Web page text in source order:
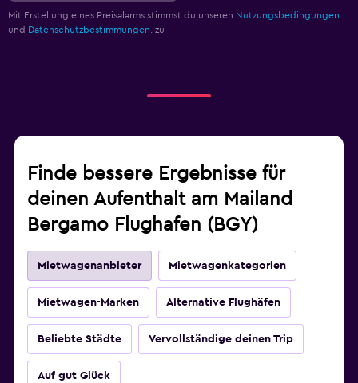
Mit Erstellung eines Preisalarms stimmst du unseren Nutzungsbedingungen
und Datenschutzbestimmungen. zu
Finde bessere Ergebnisse für
deinen Aufenthalt am Mailand
Bergamo Flughafen (BGY)
Mietwagenanbieter Mietwagenkategorien
Mietwagen-Marken Alternative Flughäfen
Beliebte Städte Vervollständige deinen Trip
Auf gut Glück